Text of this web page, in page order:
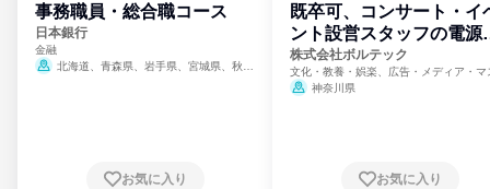
事務職員・総合職コース
日本銀行
金融
北海道、青森県、岩手県、宮城県、秋田
崎県、熊本県、大分県、宮崎県、鹿児島県、
お気に入り
既卒可、コンサート・イ
ント設営スタッフの電源
門
株式会社ボルテック
文化・教養・娯楽、広告・メディア・マ
ミ、電力・ガス・水道・エネルギー
神奈川県
お気に入り